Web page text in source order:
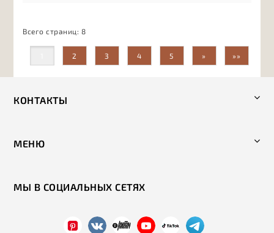
бренды, которые разделяют ценности заботы о
людях, животных и планете.
Всего страниц: 8
2 3 4 5 » »»
КОНТАКТЫ
МЕНЮ
МЫ В СОЦИАЛЬНЫХ СЕТЯХ